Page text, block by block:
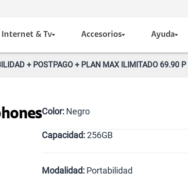
Internet & Tv Accesorios Ayuda
+ POSTPAGO + PLAN MAX ILIMITADO 69.90 P
Color: Negro
Negro
Capacidad:256GB
Modalidad:Portabilidad